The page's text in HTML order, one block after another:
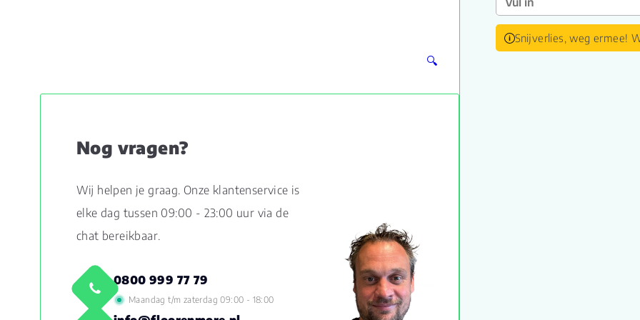
🔍
Nog vragen?
Wij helpen je graag. Onze klantenservice is
elke dag tussen 09:00 - 23:00 uur via de
chat bereikbaar.
0800 999 77 79
Maandag t/m zaterdag 09:00 - 18:00
Snijverlies, weg ermee!